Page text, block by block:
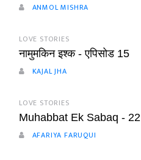
ANMOL MISHRA
LOVE STORIES
नामुमकिन इश्क - एपिसोड 15
KAJAL JHA
LOVE STORIES
Muhabbat Ek Sabaq - 22
AFARIYA FARUQUI